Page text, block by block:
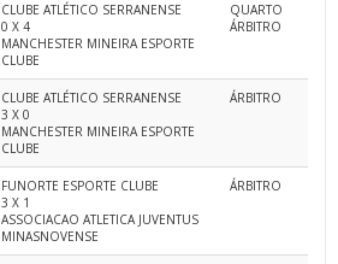
CLUBE ATLÉTICO SERRANENSE
0 X 4
MANCHESTER MINEIRA ESPORTE
CLUBE
QUARTO
ÁRBITRO
CLUBE ATLÉTICO SERRANENSE
3 X 0
MANCHESTER MINEIRA ESPORTE
CLUBE
ÁRBITRO
FUNORTE ESPORTE CLUBE
3 X 1
ASSOCIACAO ATLETICA JUVENTUS
MINASNOVENSE
ÁRBITRO